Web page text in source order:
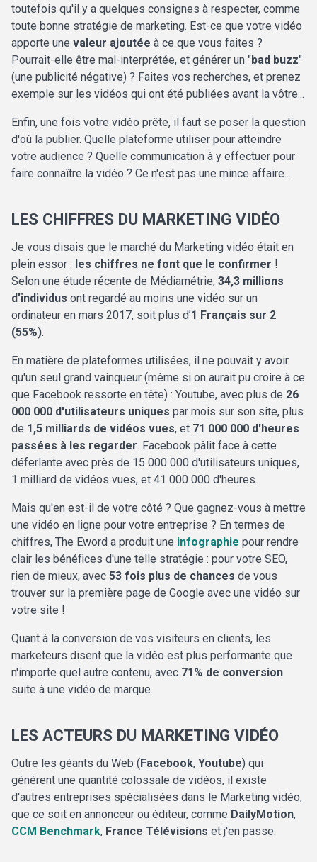
toutefois qu'il y a quelques consignes à respecter, comme
toute bonne stratégie de marketing. Est-ce que votre vidéo
apporte une valeur ajoutée à ce que vous faites ?
Pourrait-elle être mal-interprétée, et générer un "bad buzz"
(une publicité négative) ? Faites vos recherches, et prenez
exemple sur les vidéos qui ont été publiées avant la vôtre...
Enfin, une fois votre vidéo prête, il faut se poser la question
d'où la publier. Quelle plateforme utiliser pour atteindre
votre audience ? Quelle communication à y effectuer pour
faire connaître la vidéo ? Ce n'est pas une mince affaire...
LES CHIFFRES DU MARKETING VIDÉO
Je vous disais que le marché du Marketing vidéo était en
plein essor : les chiffres ne font que le confirmer !
Selon une étude récente de Médiamétrie, 34,3 millions
d’individus ont regardé au moins une vidéo sur un
ordinateur en mars 2017, soit plus d’1 Français sur 2
(55%).
En matière de plateformes utilisées, il ne pouvait y avoir
qu'un seul grand vainqueur (même si on aurait pu croire à ce
que Facebook ressorte en tête) : Youtube, avec plus de 26
000 000 d'utilisateurs uniques par mois sur son site, plus
de 1,5 milliards de vidéos vues, et 71 000 000 d'heures
passées à les regarder. Facebook pâlit face à cette
déferlante avec près de 15 000 000 d'utilisateurs uniques,
1 milliard de vidéos vues, et 41 000 000 d'heures.
Mais qu'en est-il de votre côté ? Que gagnez-vous à mettre
une vidéo en ligne pour votre entreprise ? En termes de
chiffres, The Eword a produit une infographie pour rendre
clair les bénéfices d'une telle stratégie : pour votre SEO,
rien de mieux, avec 53 fois plus de chances de vous
trouver sur la première page de Google avec une vidéo sur
votre site !
Quant à la conversion de vos visiteurs en clients, les
marketeurs disent que la vidéo est plus performante que
n'importe quel autre contenu, avec 71% de conversion
suite à une vidéo de marque.
LES ACTEURS DU MARKETING VIDÉO
Outre les géants du Web ( Facebook, Youtube) qui
générent une quantité colossale de vidéos, il existe
d'autres entreprises spécialisées dans le Marketing vidéo,
que ce soit en annonceur ou éditeur, comme DailyMotion,
CCM Benchmark, France Télévisions et j'en passe.